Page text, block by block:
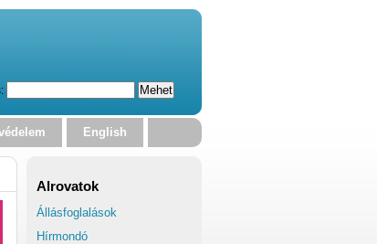
English
Alrovatok
Állásfoglalások
Hírmondó